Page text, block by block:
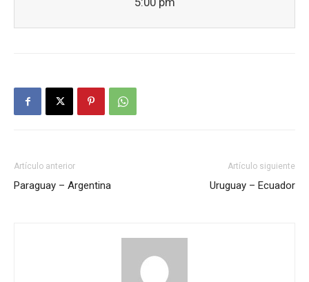
Artículo anterior
Paraguay – Argentina
Artículo siguiente
Uruguay – Ecuador